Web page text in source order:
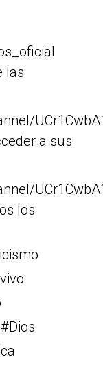
las
a sus
los